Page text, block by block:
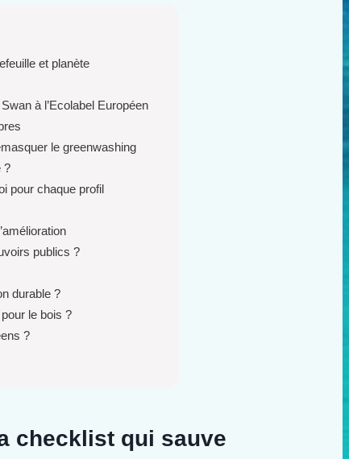
et planète
à l’Ecolabel Européen
le greenwashing
?
pour chaque profil
publics ?
durable ?
le bois ?
?
checklist qui sauve